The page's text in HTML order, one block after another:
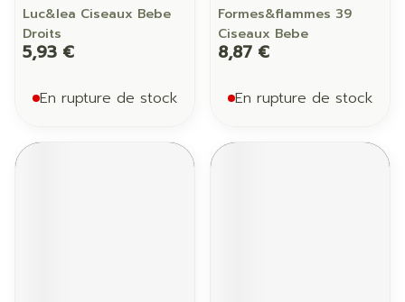
Luc&lea Ciseaux Bebe
Droits
5,93 €
En rupture de stock
Formes&flammes 39
Ciseaux Bebe
8,87 €
En rupture de stock